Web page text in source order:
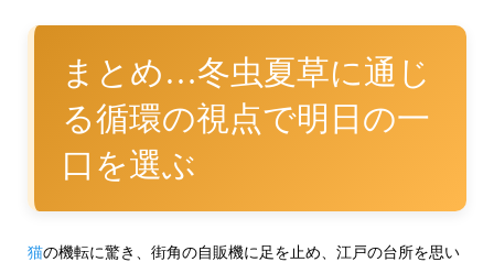
まとめ…冬虫夏草に通じ
る循環の視点で明日の一
口を選ぶ
猫の機転に驚き、街角の自販機に足を止め、江戸の台所を思い